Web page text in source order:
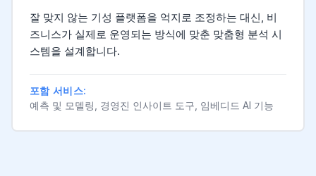
잘 맞지 않는 기성 플랫폼을 억지로 조정하는 대신, 비
즈니스가 실제로 운영되는 방식에 맞춘 맞춤형 분석 시
스템을 설계합니다.
포함 서비스:
예측 및 모델링, 경영진 인사이트 도구, 임베디드 AI 기능